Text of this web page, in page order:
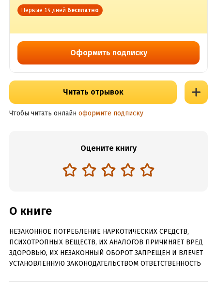
Первые 14 дней бесплатно
Оформить подписку
Читать отрывок
Чтобы читать онлайн оформите подписку
Оцените книгу
О книге
НЕЗАКОННОЕ ПОТРЕБЛЕНИЕ НАРКОТИЧЕСКИХ СРЕДСТВ,
ПСИХОТРОПНЫХ ВЕЩЕСТВ, ИХ АНАЛОГОВ ПРИЧИНЯЕТ ВРЕД
ЗДОРОВЬЮ, ИХ НЕЗАКОННЫЙ ОБОРОТ ЗАПРЕЩЕН И ВЛЕЧЕТ
УСТАНОВЛЕННУЮ ЗАКОНОДАТЕЛЬСТВОМ ОТВЕТСТВЕННОСТЬ